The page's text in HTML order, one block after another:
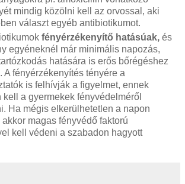
mindig közölni kell az orvossal, aki
választ egyéb antibiotikumot.
fényérzékenyítő hatásúak, és
egyéneknél már minimális napozás,
hatására is erős bőrégéshez
A fényérzékenyítés tényére a
is felhívják a figyelmet, ennek
kell a gyermekek fényvédelméről
Ha mégis elkerülhetetlen a napon
magas fényvédő faktorú
kell védeni a szabadon hagyott